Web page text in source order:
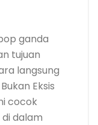
ganda
tujuan
langsung
Eksis
cocok
dalam